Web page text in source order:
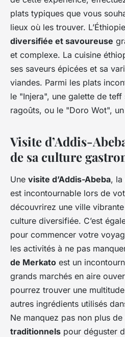
plats typiques que vous
lieux où les trouver.
diversifiée et savoureuse
et complexe. La cuisine
ses saveurs épicées et sa
viandes. Parmi les plats
le "Injera", une galette de
ragoûts, ou le "Doro Wot",
Visite d’Addis-
de sa culture
Une visite d’Addis-Abeba, la
est incontournable lors de
découvrirez une ville
culture diversifiée. C’est
pour commencer votre
les activités à ne pas
de Merkato est un
grands marchés en aire
pourrez trouver une
autres ingrédients utilisés
Ne manquez pas non plus
traditionnels pour déguster